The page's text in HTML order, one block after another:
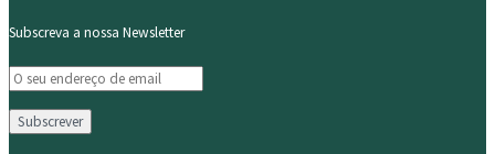
Subscreva a nossa Newsletter